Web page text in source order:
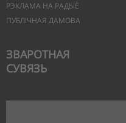
РЭКЛАМА НА РАДЫЁ
ПУБЛІЧНАЯ ДАМОВА
ЗВАРОТНАЯ
СУВЯЗЬ